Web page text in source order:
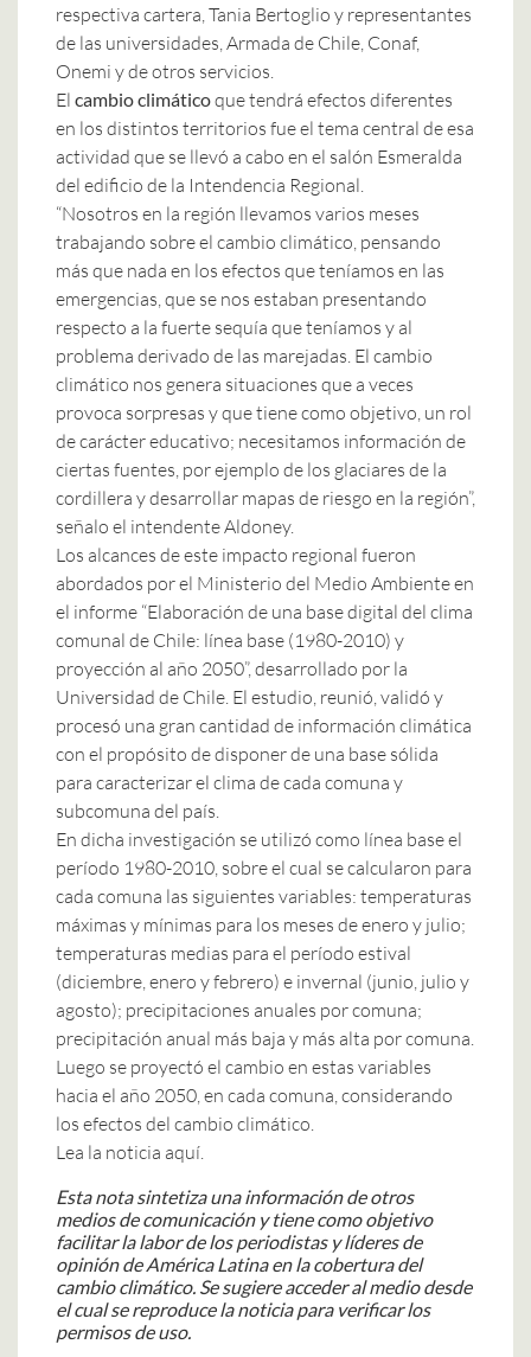
respectiva cartera, Tania Bertoglio y representantes
de las universidades, Armada de Chile, Conaf,
Onemi y de otros servicios.
El cambio climáticoque tendrá efectos diferentes
en los distintos territorios fue el tema central de esa
actividad que se llevó a cabo en el salón Esmeralda
del edificio de la Intendencia Regional.
“Nosotros en la región llevamos varios meses
trabajando sobre el cambio climático, pensando
más que nada en los efectos que teníamos en las
emergencias, que se nos estaban presentando
respecto a la fuerte sequía que teníamos y al
problema derivado de las marejadas. El cambio
climático nos genera situaciones que a veces
provoca sorpresas y que tiene como objetivo, un rol
de carácter educativo; necesitamos información de
ciertas fuentes, por ejemplo de los glaciares de la
cordillera y desarrollar mapas de riesgo en la región”,
señalo el intendente Aldoney.
Los alcances de este impacto regional fueron
abordados por el Ministerio del Medio Ambiente en
el informe “Elaboración de una base digital del clima
comunal de Chile: línea base (1980-2010) y
proyección al año 2050”, desarrollado por la
Universidad de Chile. El estudio, reunió, validó y
procesó una gran cantidad de información climática
con el propósito de disponer de una base sólida
para caracterizar el clima de cada comuna y
subcomuna del país.
En dicha investigación se utilizó como línea base el
período 1980-2010, sobre el cual se calcularon para
cada comuna las siguientes variables: temperaturas
máximas y mínimas para los meses de enero y julio;
temperaturas medias para el período estival
(diciembre, enero y febrero) e invernal (junio, julio y
agosto); precipitaciones anuales por comuna;
precipitación anual más baja y más alta por comuna.
Luego se proyectó el cambio en estas variables
hacia el año 2050, en cada comuna, considerando
los efectos del cambio climático.
Lea la noticia aquí.
Esta nota sintetiza una información de otros
medios de comunicación y tiene como objetivo
facilitar la labor de los periodistas y líderes de
opinión de América Latina en la cobertura del
cambio climático. Se sugiere acceder al medio desde
el cual se reproduce la noticia para verificar los
permisos de uso.